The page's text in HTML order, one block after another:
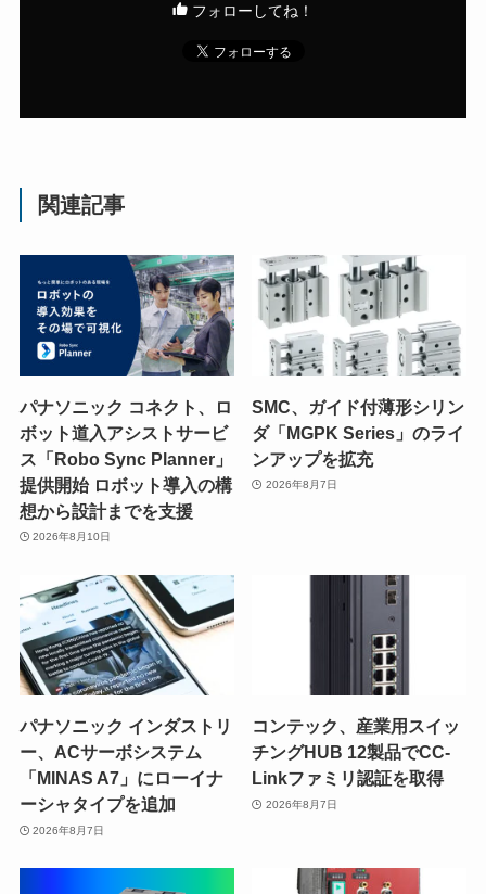
フォローしてね！
関連記事
パナソニック コネクト、ロ
ボット道入アシストサービ
ス「Robo Sync Planner」
提供開始 ロボット導入の構
想から設計までを支援
2026年8月10日
SMC、ガイド付薄形シリン
ダ「MGPK Series」のライ
ンアップを拡充
2026年8月7日
パナソニック インダストリ
ー、ACサーボシステム
「MINAS A7」にローイナ
ーシャタイプを追加
2026年8月7日
コンテック、産業用スイッ
チングHUB 12製品でCC-
Linkファミリ認証を取得
2026年8月7日